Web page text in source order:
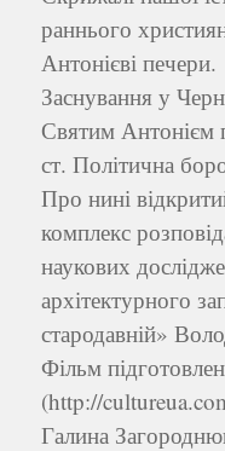
раннього
Антонієві печери.
Заснування у
Святим Антонієм
ст. Політична
Про нині
комплекс
наукових
архітектурного
стародавній»
Фільм
(http://
Галина